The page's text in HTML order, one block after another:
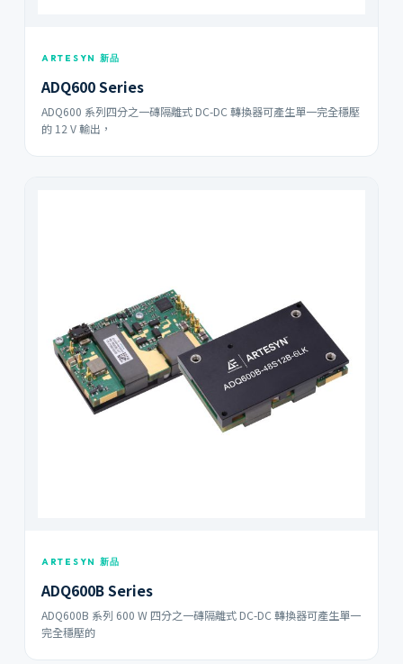
ARTESYN 新品
ADQ600 Series
ADQ600 系列四分之一磚隔離式 DC-DC 轉換器可產生單一完全穩壓
的 12 V 輸出，
ARTESYN 新品
ADQ600B Series
ADQ600B 系列 600 W 四分之一磚隔離式 DC-DC 轉換器可產生單一
完全穩壓的